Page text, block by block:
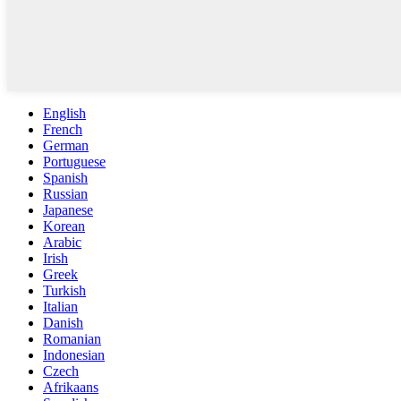
English
French
German
Portuguese
Spanish
Russian
Japanese
Korean
Arabic
Irish
Greek
Turkish
Italian
Danish
Romanian
Indonesian
Czech
Afrikaans